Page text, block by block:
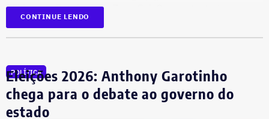
Firjan, em Botafogo, na Zona Sul. O encontro terá
BandNews FM Rio (90.3 FM) e peloYouTube do TEMPO
Participam do debate André Marinho (Novo), Anthony
Garotinho (Republicanos), Douglas Ruas (PL) e Willian
Siri (PSOL). O candidato Eduardo Paes (PSD) informou
CONTINUE LENDO
POLÍTICA
Eleições 2026: Anthony Garotinho
chega para o debate ao governo do
estado